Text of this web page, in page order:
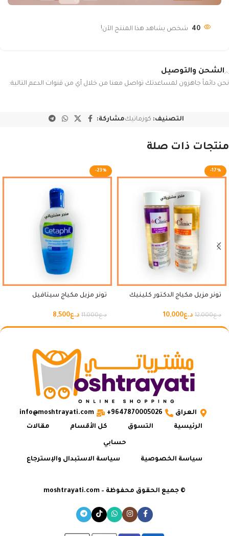
40 شخص يشاهد هذا المنتج الآن!
الشحن والتوصيل
نحن دائماً جاهزون لمساعدتك تواصل معنا من خلال أي من قنوات الدعم التالية:
التصنيف: كوزماتيكمشاركة:
منتجات ذات صلة
-17%
تونر مزيل مكياج الدكتور كلينيك
د.ع12,000 د.ع10,000
-23%
تونر مزيل مكياج سيتافيل
د.ع11,000 د.ع8,500
العراق 9647870005026+
info@moshtrayati.com
الرئيسية
التسوق كل الأقسام مقالات
حسابي
سياسة الخصوصية سياسة الاستبدال والإسترجاع
© جميع الحقوق محفوظة – moshtrayati.com